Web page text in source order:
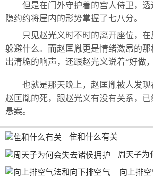
但是在门外守护着的宫人侍卫，
隐约约将屋内的形势掌握了七八分。
只见赵光义时不时的离开座位，
躲避什么。而赵匡胤更是情绪激昂的
出清脆的响声，还跟赵光义说着“好做，
也就是那天晚上，赵匡胤被人发现
赵匡胤的死，跟赵光义有没有关系，
悬案。
隹和什么有关
周天子为
向上排